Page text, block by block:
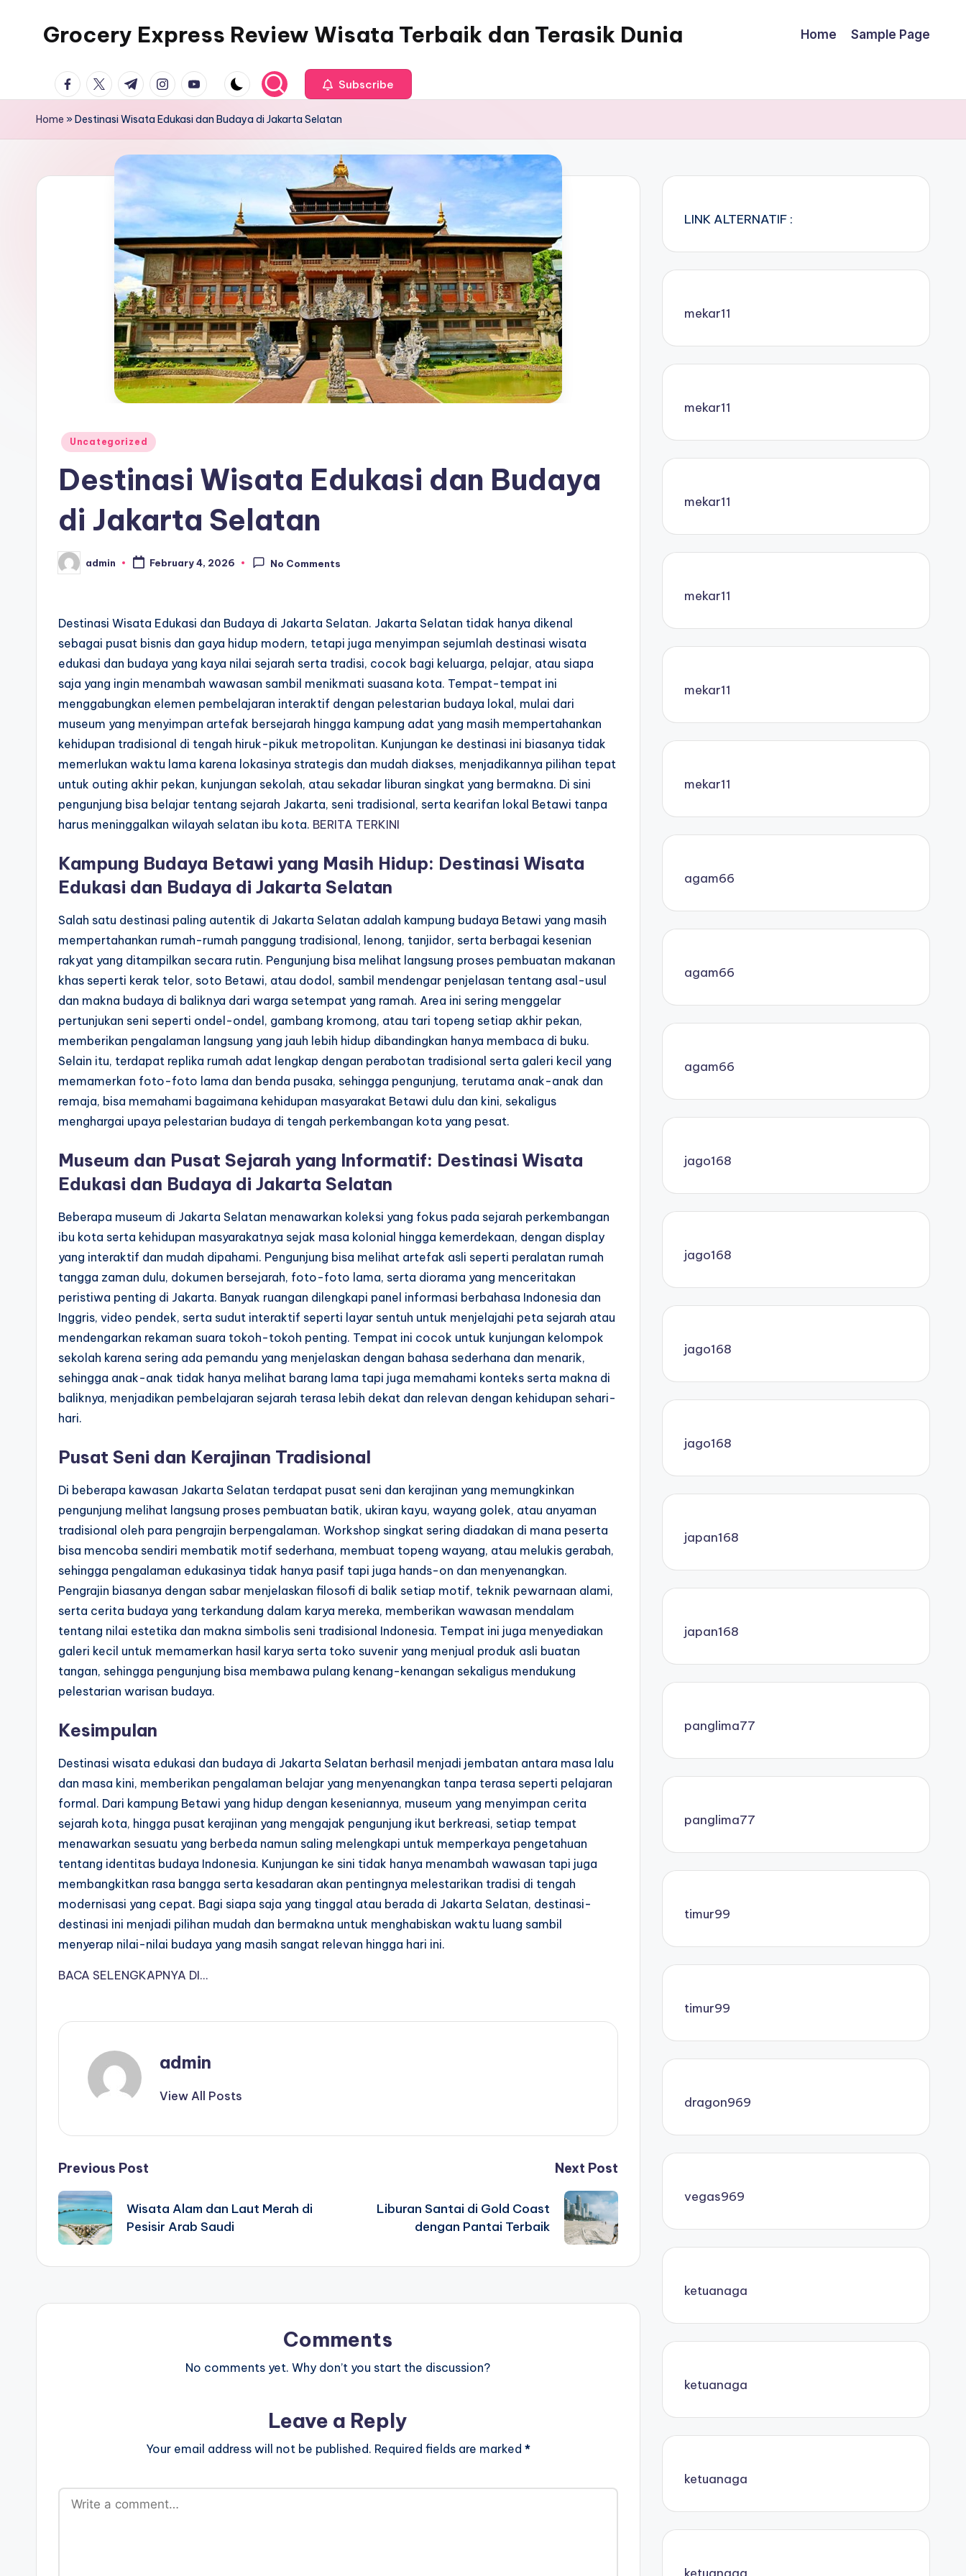
Grocery Express Review Wisata Terbaik dan Terasik Dunia Home Sample Page
facebook.com
twitter.com
t.me instagram.com
youtube.com Subscribe
Home »Destinasi Wisata Edukasi dan Budaya di Jakarta Selatan
Posted
Uncategorized
Destinasi Wisata Edukasi dan Budaya
di Jakarta Selatan
Posted
by
admin February 4, 2026 No Comments
Destinasi Wisata Edukasi dan Budaya di Jakarta Selatan. Jakarta Selatan tidak hanya dikenal
sebagai pusat bisnis dan gaya hidup modern, tetapi juga menyimpan sejumlah destinasi wisata
edukasi dan budaya yang kaya nilai sejarah serta tradisi, cocok bagi keluarga, pelajar, atau siapa
saja yang ingin menambah wawasan sambil menikmati suasana kota. Tempat-tempat ini
menggabungkan elemen pembelajaran interaktif dengan pelestarian budaya lokal, mulai dari
museum yang menyimpan artefak bersejarah hingga kampung adat yang masih mempertahankan
kehidupan tradisional di tengah hiruk-pikuk metropolitan. Kunjungan ke destinasi ini biasanya tidak
memerlukan waktu lama karena lokasinya strategis dan mudah diakses, menjadikannya pilihan tepat
untuk outing akhir pekan, kunjungan sekolah, atau sekadar liburan singkat yang bermakna. Di sini
pengunjung bisa belajar tentang sejarah Jakarta, seni tradisional, serta kearifan lokal Betawi tanpa
harus meninggalkan wilayah selatan ibu kota. BERITA TERKINI
Kampung Budaya Betawi yang Masih Hidup: Destinasi Wisata
Edukasi dan Budaya di Jakarta Selatan
Salah satu destinasi paling autentik di Jakarta Selatan adalah kampung budaya Betawi yang masih
mempertahankan rumah-rumah panggung tradisional, lenong, tanjidor, serta berbagai kesenian
rakyat yang ditampilkan secara rutin. Pengunjung bisa melihat langsung proses pembuatan makanan
khas seperti kerak telor, soto Betawi, atau dodol, sambil mendengar penjelasan tentang asal-usul
dan makna budaya di baliknya dari warga setempat yang ramah. Area ini sering menggelar
pertunjukan seni seperti ondel-ondel, gambang kromong, atau tari topeng setiap akhir pekan,
memberikan pengalaman langsung yang jauh lebih hidup dibandingkan hanya membaca di buku.
Selain itu, terdapat replika rumah adat lengkap dengan perabotan tradisional serta galeri kecil yang
memamerkan foto-foto lama dan benda pusaka, sehingga pengunjung, terutama anak-anak dan
remaja, bisa memahami bagaimana kehidupan masyarakat Betawi dulu dan kini, sekaligus
menghargai upaya pelestarian budaya di tengah perkembangan kota yang pesat.
Museum dan Pusat Sejarah yang Informatif: Destinasi Wisata
Edukasi dan Budaya di Jakarta Selatan
Beberapa museum di Jakarta Selatan menawarkan koleksi yang fokus pada sejarah perkembangan
ibu kota serta kehidupan masyarakatnya sejak masa kolonial hingga kemerdekaan, dengan display
yang interaktif dan mudah dipahami. Pengunjung bisa melihat artefak asli seperti peralatan rumah
tangga zaman dulu, dokumen bersejarah, foto-foto lama, serta diorama yang menceritakan
peristiwa penting di Jakarta. Banyak ruangan dilengkapi panel informasi berbahasa Indonesia dan
Inggris, video pendek, serta sudut interaktif seperti layar sentuh untuk menjelajahi peta sejarah atau
mendengarkan rekaman suara tokoh-tokoh penting. Tempat ini cocok untuk kunjungan kelompok
sekolah karena sering ada pemandu yang menjelaskan dengan bahasa sederhana dan menarik,
sehingga anak-anak tidak hanya melihat barang lama tapi juga memahami konteks serta makna di
baliknya, menjadikan pembelajaran sejarah terasa lebih dekat dan relevan dengan kehidupan sehari-
hari.
Pusat Seni dan Kerajinan Tradisional
Di beberapa kawasan Jakarta Selatan terdapat pusat seni dan kerajinan yang memungkinkan
pengunjung melihat langsung proses pembuatan batik, ukiran kayu, wayang golek, atau anyaman
tradisional oleh para pengrajin berpengalaman. Workshop singkat sering diadakan di mana peserta
bisa mencoba sendiri membatik motif sederhana, membuat topeng wayang, atau melukis gerabah,
sehingga pengalaman edukasinya tidak hanya pasif tapi juga hands-on dan menyenangkan.
Pengrajin biasanya dengan sabar menjelaskan filosofi di balik setiap motif, teknik pewarnaan alami,
serta cerita budaya yang terkandung dalam karya mereka, memberikan wawasan mendalam
tentang nilai estetika dan makna simbolis seni tradisional Indonesia. Tempat ini juga menyediakan
galeri kecil untuk memamerkan hasil karya serta toko suvenir yang menjual produk asli buatan
tangan, sehingga pengunjung bisa membawa pulang kenang-kenangan sekaligus mendukung
pelestarian warisan budaya.
Kesimpulan
Destinasi wisata edukasi dan budaya di Jakarta Selatan berhasil menjadi jembatan antara masa lalu
dan masa kini, memberikan pengalaman belajar yang menyenangkan tanpa terasa seperti pelajaran
formal. Dari kampung Betawi yang hidup dengan keseniannya, museum yang menyimpan cerita
sejarah kota, hingga pusat kerajinan yang mengajak pengunjung ikut berkreasi, setiap tempat
menawarkan sesuatu yang berbeda namun saling melengkapi untuk memperkaya pengetahuan
tentang identitas budaya Indonesia. Kunjungan ke sini tidak hanya menambah wawasan tapi juga
membangkitkan rasa bangga serta kesadaran akan pentingnya melestarikan tradisi di tengah
modernisasi yang cepat. Bagi siapa saja yang tinggal atau berada di Jakarta Selatan, destinasi-
destinasi ini menjadi pilihan mudah dan bermakna untuk menghabiskan waktu luang sambil
menyerap nilai-nilai budaya yang masih sangat relevan hingga hari ini.
BACA SELENGKAPNYA DI…
admin
View All Posts
Post
navigation
Previous Post
Wisata Alam dan Laut Merah di
Pesisir Arab Saudi
Next Post
Liburan Santai di Gold Coast
dengan Pantai Terbaik
Comments
No comments yet. Why don’t you start the discussion?
Leave a Reply
Your email address will not be published. Required fields are marked *
LINK ALTERNATIF :
mekar11
mekar11
mekar11
mekar11
mekar11
mekar11
agam66
agam66
agam66
jago168
jago168
jago168
jago168
japan168
japan168
panglima77
panglima77
timur99
timur99
dragon969
vegas969
ketuanaga
ketuanaga
ketuanaga